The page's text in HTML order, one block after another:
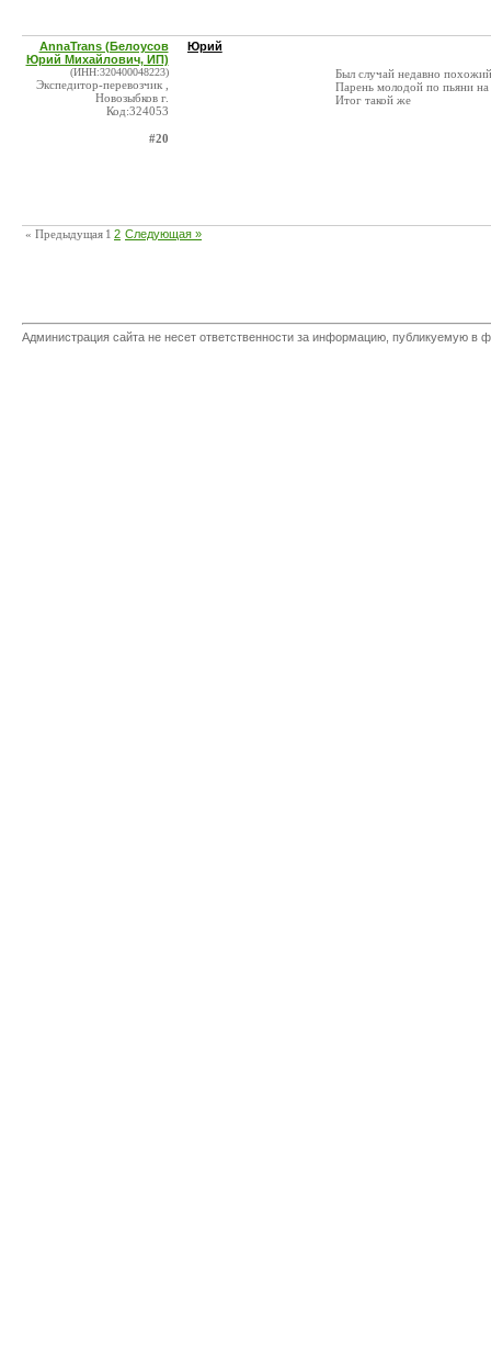
AnnaTrans (Белоусов
Юрий Михайлович, ИП)
(ИНН:320400048223)
Экспедитор-перевозчик ,
Новозыбков г.
Код:324053
#20
Юрий
Был случай недавно похожий
Парень молодой по пьяни
Итог такой же
« Предыдущая 1 2 Следующая »
Администрация сайта не несет ответственности за информацию, публикуемую